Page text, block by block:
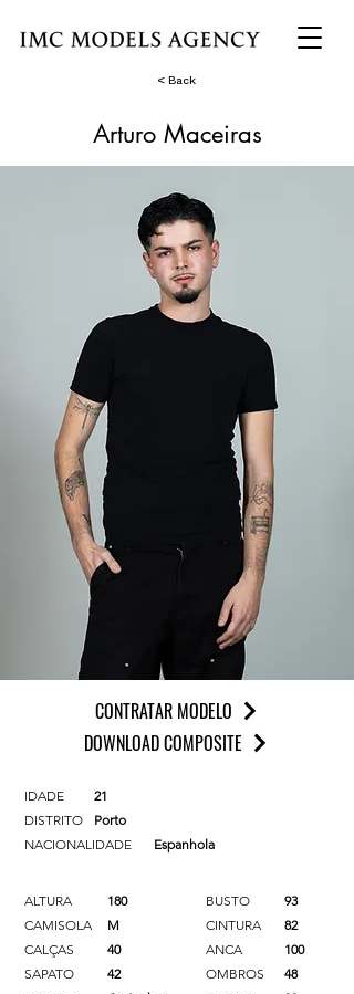
< Back
Arturo Maceiras
CONTRATAR MODELO
DOWNLOAD COMPOSITE
IDADE
21
DISTRITO
Porto
NACIONALIDADE
Espanhola
ALTURA
180
CAMISOLA
M
CALÇAS
40
SAPATO
42
BUSTO
93
CINTURA
82
ANCA
100
OMBROS
48